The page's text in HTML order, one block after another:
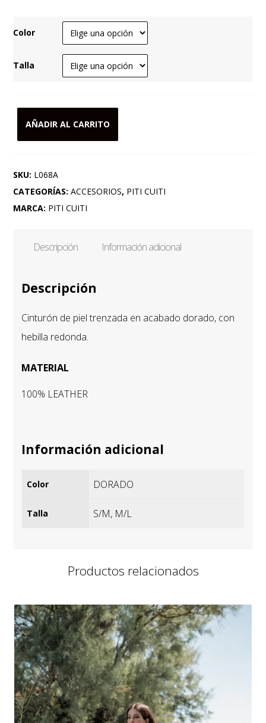
Color
Talla
AÑADIR AL CARRITO
SKU: L068A
CATEGORÍAS:ACCESORIOS, PITI CUITI
MARCA: PITI CUITI
Descripción Información adicional
Descripción
Cinturón de piel trenzada en acabado dorado, con
hebilla redonda.
MATERIAL
100% LEATHER
Información adicional
Color DORADO
Talla S/M, M/L
Productos relacionados